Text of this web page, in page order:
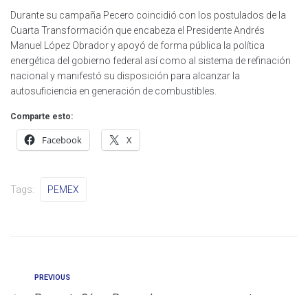
Durante su campaña Pecero coincidió con los postulados de la
Cuarta Transformación que encabeza el Presidente Andrés
Manuel López Obrador y apoyó de forma pública la política
energética del gobierno federal así como al sistema de refinación
nacional y manifestó su disposición para alcanzar la
autosuficiencia en generación de combustibles.
Comparte esto:
Facebook X
Tags: PEMEX
PREVIOUS